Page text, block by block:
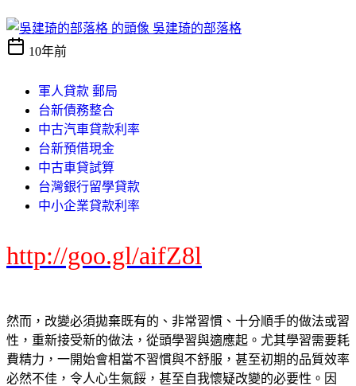
吳建琦的部落格
10年前
軍人貸款 郵局
台新債務整合
中古汽車貸款利率
台新預借現金
中古車貸試算
台灣銀行留學貸款
中小企業貸款利率
http://goo.gl/aifZ8l
然而，改變必須拋棄既有的、非常習慣、十分順手的做法或習
性，重新接受新的做法，從頭學習與適應起。尤其學習需要耗
費精力，一開始會相當不習慣與不舒服，甚至初期的品質效率
必然不佳，令人心生氣餒，甚至自我懷疑改變的必要性。因